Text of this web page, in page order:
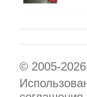
© 2005-2026